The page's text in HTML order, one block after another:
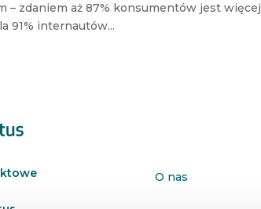
– zdaniem aż 87% konsumentów jest
91% internautów...
O nas